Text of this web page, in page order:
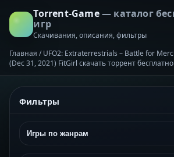
Torrent-Game— каталог
игр
Скачивания, описания, фильтры
Главная / UFO2: Extraterrestrials – Battle for
(Dec 31, 2021) FitGirl скачать торрент бесплатно
Фильтры
Игры по жанрам